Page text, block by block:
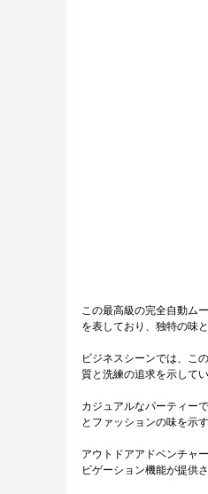
この最高級の完全自動ム
を表しており、独特の味
ビジネスシーンでは、こ
質と洗練の追求を示して
カジュアルなパーティー
とファッションの味を示
アウトドアアドベンチャ
ビゲーション機能が提供